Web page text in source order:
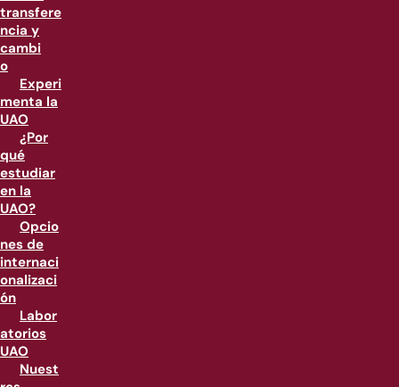
transfere
ncia y
cambi
o
Experi
menta la
UAO
¿Por
qué
estudiar
en la
UAO?
Opcio
nes de
internaci
onalizaci
ón
Labor
atorios
UAO
Nuest